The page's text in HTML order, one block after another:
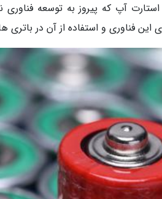
آپ که پیروز به توسعه فناوری
این فناوری و استفاده از آن در